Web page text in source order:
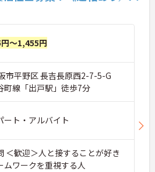
～1,455円
市平野区 長吉長原西2-7-5-G
町線「出戸駅」徒歩7分
ート・アルバイト
＜歓迎＞人と接することが好き
ムワークを重視する人